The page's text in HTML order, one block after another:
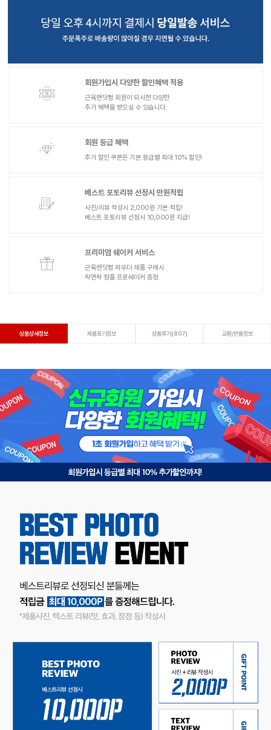
회원가입시 다양한 할인혜택 적용
근육맨닷컴 회원이 되시면 다양한
추가 혜택을 받으실 수 있습니다.
회원 등급 혜택
추가 할인 쿠폰은 기본 등급별 최대 10% 할인!
베스트 포토리뷰 선정시 만원적립
사진/리뷰 작성시 2,000원 기본 적립!
베스트 포토리뷰 선정시 10,000원 지급!
프리미엄 쉐이커 서비스
근육맨닷컴 파우더 제품 구매시
락앤락 정품 프로쉐이커 증정
상품상세정보 제품표기정보 상품후기(807) 교환/반품정보